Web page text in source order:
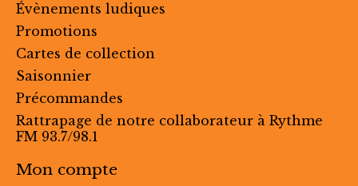
Évènements ludiques
Promotions
Cartes de collection
Saisonnier
Précommandes
Rattrapage de notre collaborateur à Rythme
FM 93.7/98.1
Mon compte